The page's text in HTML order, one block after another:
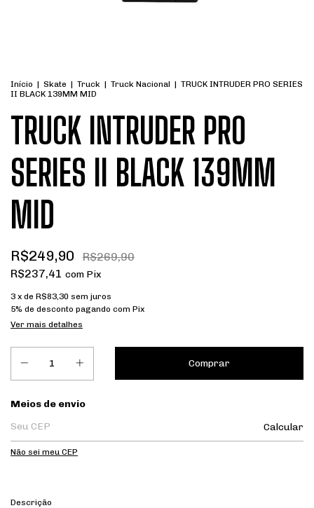
Início | Skate | Truck | Truck Nacional | TRUCK INTRUDER PRO SERIES
II BLACK 139MM MID
TRUCK INTRUDER PRO
SERIES II BLACK 139MM
MID
R$249,90
R$269,90
R$237,41 com Pix
3 x de R$83,30 sem juros
5% de desconto pagando com Pix
Ver mais detalhes
Entregas para o CEP:
Meios de envio
Calcular
Não sei meu CEP
Descrição